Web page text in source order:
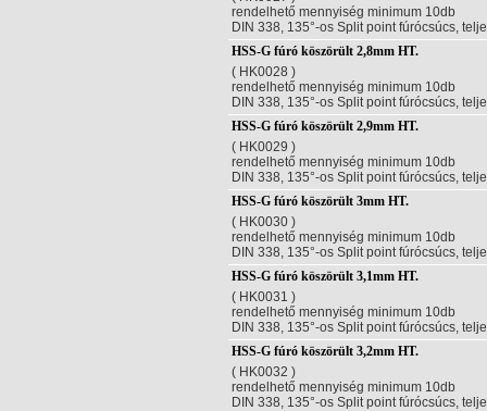
rendelhető mennyiség minimum 10db
DIN 338, 135°-os Split point fúrócsúcs,
HSS-G fúró köszörült 2,8mm HT.
( HK0028 )
rendelhető mennyiség minimum 10db
DIN 338, 135°-os Split point fúrócsúcs,
HSS-G fúró köszörült 2,9mm HT.
( HK0029 )
rendelhető mennyiség minimum 10db
DIN 338, 135°-os Split point fúrócsúcs,
HSS-G fúró köszörült 3mm HT.
( HK0030 )
rendelhető mennyiség minimum 10db
DIN 338, 135°-os Split point fúrócsúcs,
HSS-G fúró köszörült 3,1mm HT.
( HK0031 )
rendelhető mennyiség minimum 10db
DIN 338, 135°-os Split point fúrócsúcs,
HSS-G fúró köszörült 3,2mm HT.
( HK0032 )
rendelhető mennyiség minimum 10db
DIN 338, 135°-os Split point fúrócsúcs,